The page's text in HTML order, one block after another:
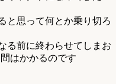
と思って何とか乗り切ろ
る前に終わらせてしまお
はかかるのです